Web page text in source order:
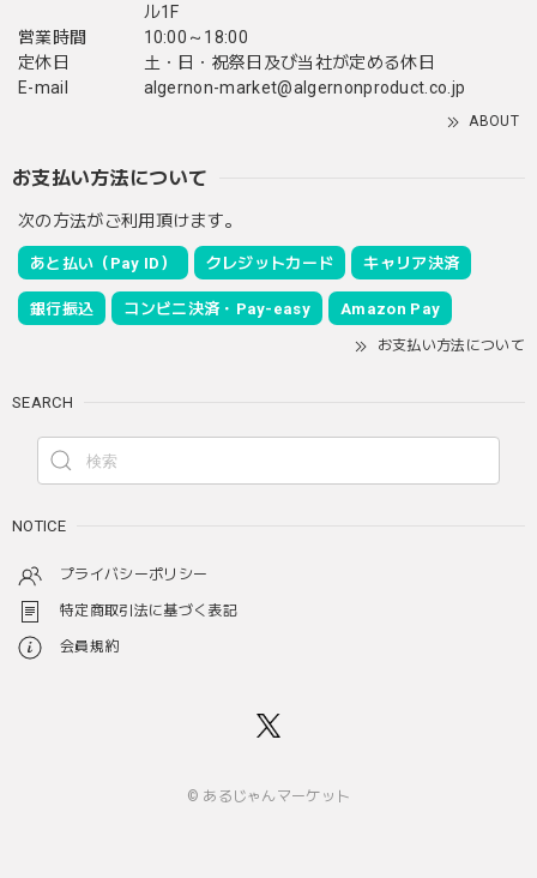
ル1F
営業時間
10:00～18:00
定休日
土・日・祝祭日及び当社が定める休日
E-mail
algernon-market@algernonproduct.co.jp
ABOUT
お支払い方法について
次の方法がご利用頂けます。
あと払い（Pay ID） クレジットカード キャリア決済
銀行振込 コンビニ決済・Pay-easy Amazon Pay
お支払い方法について
SEARCH
NOTICE
プライバシーポリシー
特定商取引法に基づく表記
会員規約
© あるじゃんマーケット